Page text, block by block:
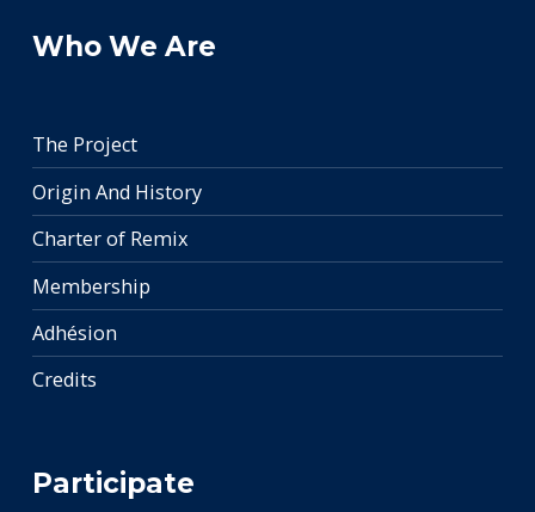
Who We Are
The Project
Origin And History
Charter of Remix
Membership
Adhésion
Credits
Participate